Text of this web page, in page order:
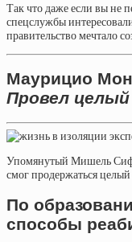
Так что даже если вы не
спецслужбы
правительство мечтало
Маурицио
Провел
Упомянутый Мишель
смог продержаться
По
способы